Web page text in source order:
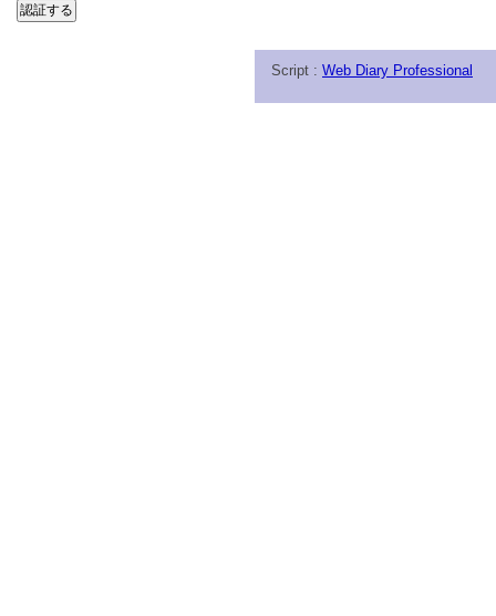
Script : Web Diary Professional